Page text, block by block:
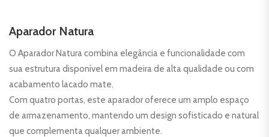
Aparador Natura
O Aparador Natura combina elegância e funcionalidade com
sua estrutura disponível em madeira de alta qualidade ou com
acabamento lacado mate.
Com quatro portas, este aparador oferece um amplo espaço
de armazenamento, mantendo um design sofisticado e natural
que complementa qualquer ambiente.